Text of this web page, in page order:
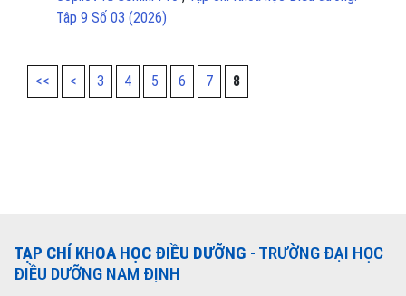
Tập 9 Số 03 (2026)
<< < 3 4 5 6 7 8
TẠP CHÍ KHOA HỌC ĐIỀU DƯỠNG - TRƯỜNG ĐẠI HỌC
ĐIỀU DƯỠNG NAM ĐỊNH